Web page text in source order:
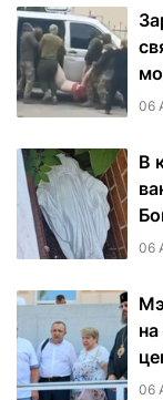
06
В
06
06